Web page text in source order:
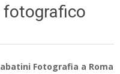
fotografico
Fotografia a Roma